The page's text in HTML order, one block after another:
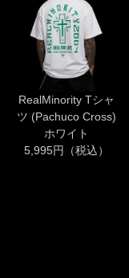
RealMinority Tシャ
ツ (Pachuco Cross)
ホワイト
5,995円（税込）